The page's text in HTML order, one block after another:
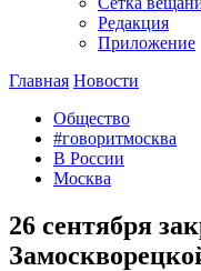
Редакция
Приложение
Главная Новости
Общество
#говоритмосква
В России
Москва
26 сентября